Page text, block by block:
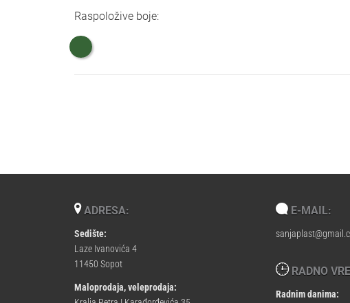
Raspoložive boje:
ADRESA:
Sedište:
Laze Ivanovića 4
11450 Sopot
Maloprodaja, veleprodaja:
E-MAIL:
RADNO
Radnim danima: